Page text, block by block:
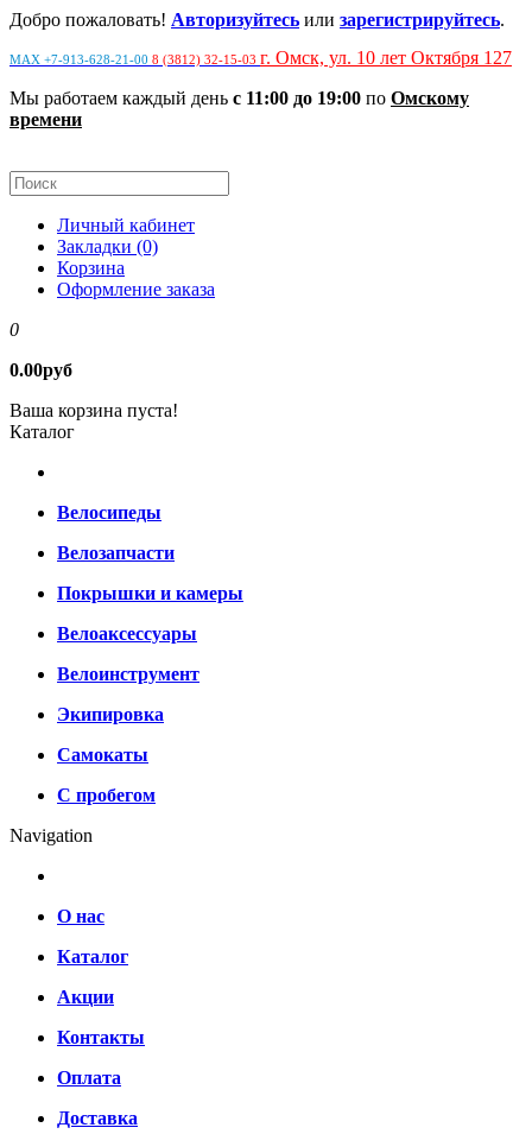
Добро пожаловать! Авторизуйтесь или зарегистрируйтесь.
MAX +7-913-628-21-00 8 (3812) 32-15-03 г. Омск, ул. 10 лет Октября 127
Мы работаем каждый день с 11:00 до 19:00 по Омскому
времени
Личный кабинет
Закладки (0)
Корзина
Оформление заказа
0
0.00руб
Ваша корзина пуста!
Каталог
Велосипеды
Велозапчасти
Покрышки и камеры
Велоаксессуары
Велоинструмент
Экипировка
Самокаты
С пробегом
Navigation
О нас
Каталог
Акции
Контакты
Оплата
Доставка